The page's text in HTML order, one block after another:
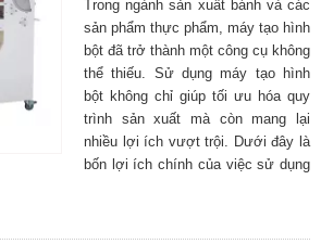
Trong ngành sản xuất bánh và các
sản phẩm thực phẩm, máy tạo hình
bột đã trở thành một công cụ không
thể thiếu. Sử dụng máy tạo hình
bột không chỉ giúp tối ưu hóa quy
trình sản xuất mà còn mang lại
nhiều lợi ích vượt trội. Dưới đây là
bốn lợi ích chính của việc sử dụng